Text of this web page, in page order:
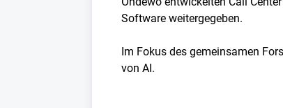
Software weitergegeben.
Im Fokus des gemeinsamen
von AI.